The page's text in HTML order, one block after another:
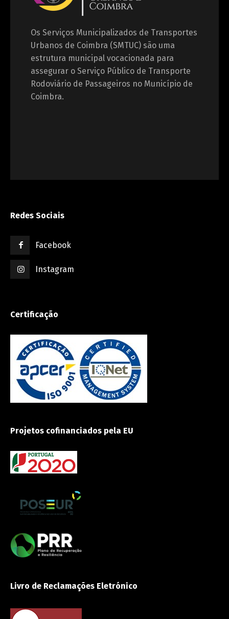
Os Serviços Municipalizados de Transportes
Urbanos de Coimbra (SMTUC) são uma
estrutura municipal vocacionada para
assegurar o Serviço Público de Transporte
Rodoviário de Passageiros no Município de
Coimbra.
Redes Sociais
Facebook
Instagram
Certificação
Projetos cofinanciados pela EU
Livro de Reclamações Eletrónico